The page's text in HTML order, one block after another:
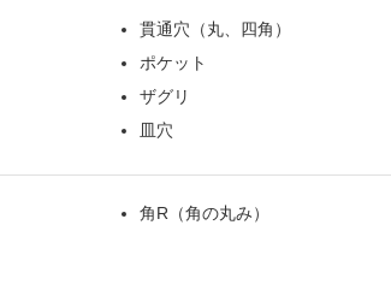
貫通穴（丸、四角）
ポケット
ザグリ
皿穴
角R（角の丸み）